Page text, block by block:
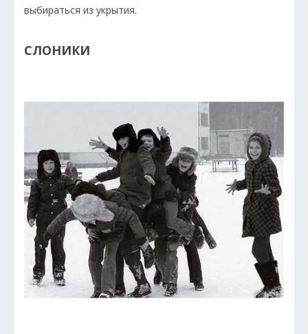
выбираться из укрытия.
СЛОНИКИ